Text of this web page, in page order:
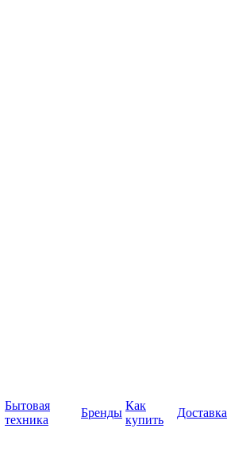
Бытовая
техника
Бренды
Как
купить
Доставка